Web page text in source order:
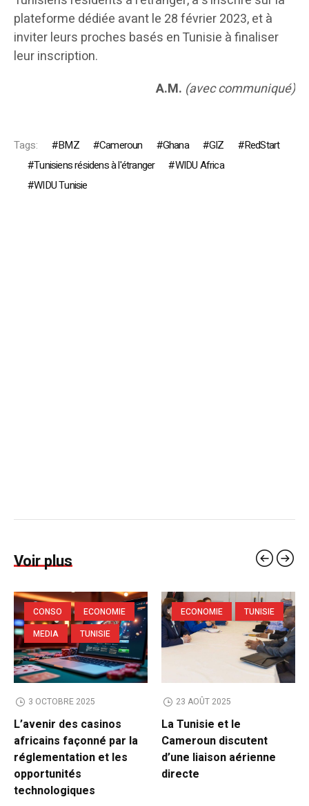
plateforme dédiée avant le 28 février 2023, et à
inviter leurs proches basés en Tunisie à finaliser
leur inscription.
A.M. (avec communiqué)
Tags: BMZ Cameroun Ghana GIZ
RedStart
Tunisiens résidens à l'étranger
WIDU Africa
WIDU Tunisie
Voir plus
CONSO
ECONOMIE
MEDIA
TUNISIE
3 OCTOBRE 2025
L’avenir des casinos
africains façonné par la
réglementation et les
opportunités
technologiques
ECONOMIE TUNISIE
23 AOÛT 2025
La Tunisie et le
Cameroun discutent
d’une liaison aérienne
directe